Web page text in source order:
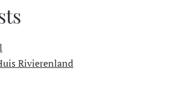
Rivierenland